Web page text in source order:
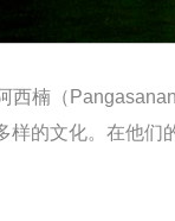
楠（
样的文化。在他